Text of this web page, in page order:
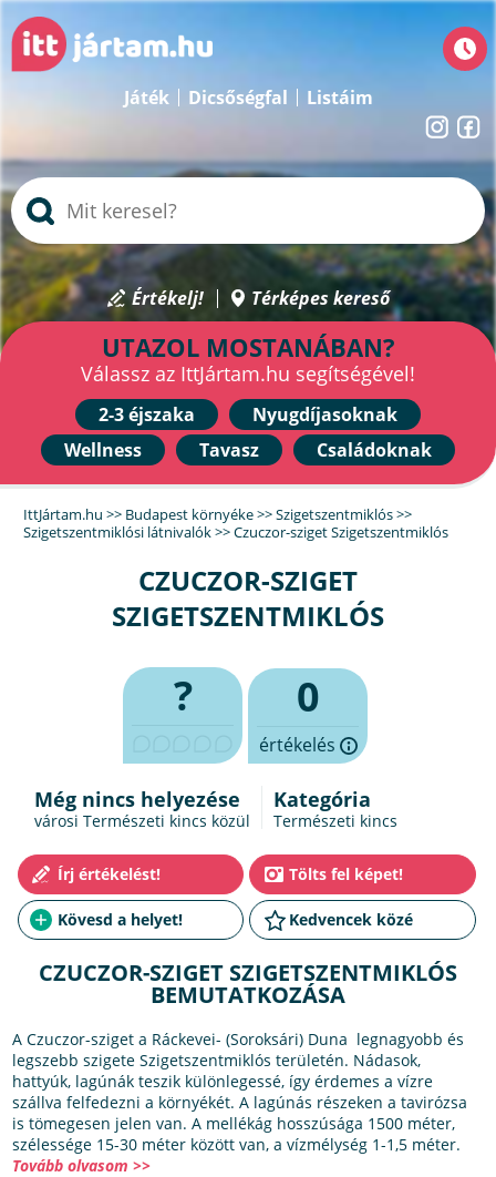
Játék Dicsőségfal Listáim
Értékelj! Térképes kereső
UTAZOL MOSTANÁBAN?
Válassz az IttJártam.hu segítségével!
2-3 éjszaka
Nyugdíjasoknak
Wellness
Tavasz Családoknak
IttJártam.hu >> Budapest környéke>>Szigetszentmiklós>>
Szigetszentmiklósi látnivalók>>Czuczor-sziget Szigetszentmiklós
CZUCZOR-SZIGET
SZIGETSZENTMIKLÓS
? 0
értékelés
Még nincs helyezése
városi Természeti kincs közül
Kategória
Természeti kincs
CZUCZOR-SZIGET SZIGETSZENTMIKLÓS
BEMUTATKOZÁSA
A Czuczor-sziget a Ráckevei- (Soroksári) Duna legnagyobb és
legszebb szigete Szigetszentmiklós területén. Nádasok,
hattyúk, lagúnák teszik különlegessé, így érdemes a vízre
szállva felfedezni a környékét. A lagúnás részeken a tavirózsa
is tömegesen jelen van. A mellékág hosszúsága 1500 méter,
szélessége 15-30 méter között van, a vízmélység 1-1,5 méter.
Tovább olvasom >>